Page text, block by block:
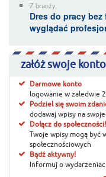
Z branży
Dres do pracy
wyglądać
załóż swoje
Darmowe konto
logowanie w zaledwie
Podziel się swoim
dodawaj wpisy na
Dołącz do społeczności!
Twoje wpisy mogą
społecznościowych
Bądź aktywny!
Informuj o